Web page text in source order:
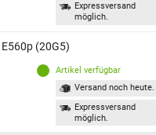
Expressversand
möglich.
(20G5)
Artikel verfügbar
Versand noch heute.
Expressversand
möglich.